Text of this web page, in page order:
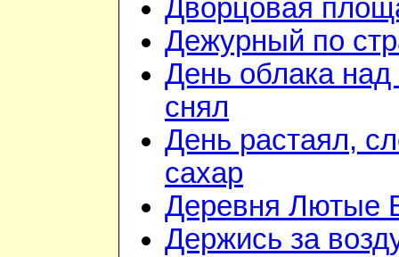
Дворцовая
Дежурный по
День облака
снял
День растаял,
сахар
Деревня Лютые
Держись за